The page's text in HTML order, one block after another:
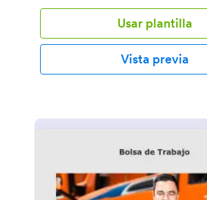
Usar plantilla
Vista previa